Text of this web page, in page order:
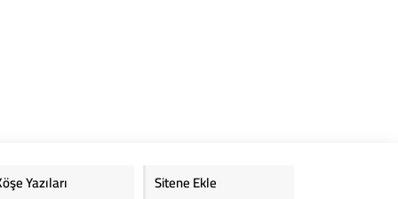
Yazıları
Sitene Ekle